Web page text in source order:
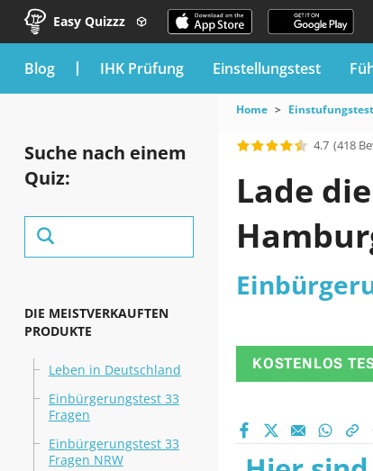
Easy Quizzz
blog IHK Prüfung Einstellungstest
Suche nach einem
Quiz:
DIE MEISTVERKAUFTEN
PRODUKTE
Leben in Deutschland
Einbürgerungstest 33
Fragen
Einbürgerungstest 33
Fragen NRW
Home Einstufungstest
4.7 (418
Lade
KOSTENLOS